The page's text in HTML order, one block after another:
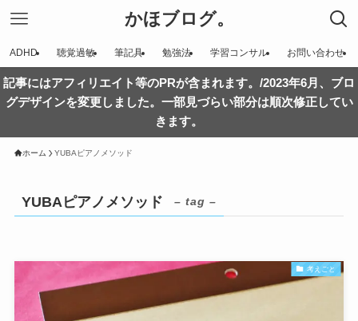
かほブログ。
ADHD 聴覚過敏 筆記具 勉強法 学習コンサル お問い合わせ
記事にはアフィリエイト等のPRが含まれます。/2023年6月、ブロ
グデザインを変更しました。一部見づらい部分は順次修正してい
きます。
ホーム YUBAピアノメソッド
YUBAピアノメソッド – tag –
考えごと